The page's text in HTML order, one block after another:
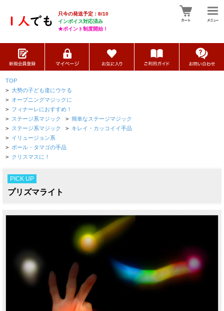
只今の発送予定：8/10
インボイス対応済み
★ポイント制度開始！
TOP
> 大勢の子ども達にウケる
> オープニングマジックに
> フィナーレにおすすめ！
> ステージ系マジック > 簡単なステージマジック
> ステージ系マジック > キレイ・カッコイイ手品
> イリュージョン系
> ボール・タマゴの手品
> クリスマスに！
PICK UP
プリズマライト